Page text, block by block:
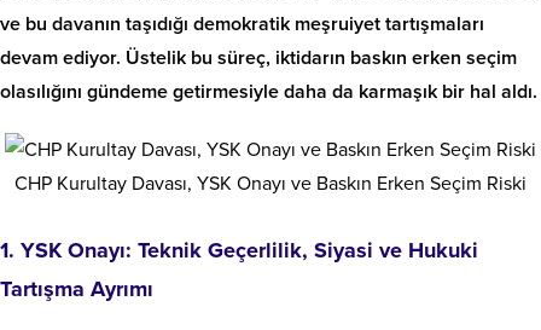
ve bu davanın taşıdığı demokratik meşruiyet tartışmaları
devam ediyor. Üstelik bu süreç, iktidarın baskın erken seçim
olasılığını gündeme getirmesiyle daha da karmaşık bir hal aldı.
CHP Kurultay Davası, YSK Onayı ve Baskın Erken Seçim Riski
1. YSK Onayı: Teknik Geçerlilik, Siyasi ve Hukuki
Tartışma Ayrımı